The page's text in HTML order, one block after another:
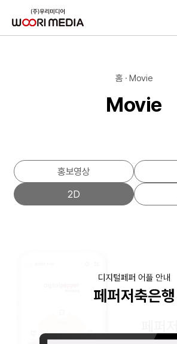
홈 · Movie
Movie
홍보영상
2D